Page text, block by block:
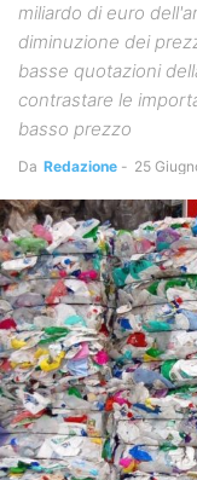
miliardo di euro
diminuzione dei
basse quotazioni
contrastare le
basso prezzo
Da Redazione - 25